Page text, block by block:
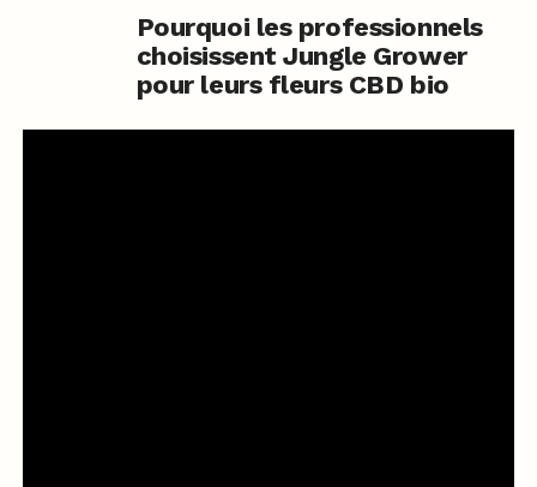
Pourquoi les professionnels
choisissent Jungle Grower
pour leurs fleurs CBD bio